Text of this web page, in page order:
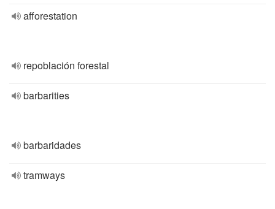
afforestation
repoblación forestal
barbarities
barbaridades
tramways